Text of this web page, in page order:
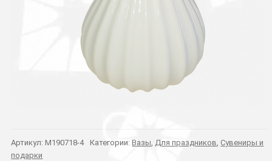
Артикул: M190718-4 Категории: Вазы, Для праздников, Сувениры и
подарки